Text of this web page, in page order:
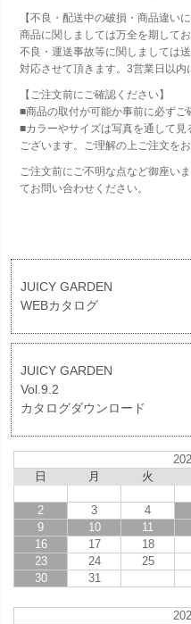
【不良・配送中の破損・商品違い
商品に関しましては万全を期して
不良・運送事故等に関しましては
対応させて頂きます。3営業日以内
【ご注文前にご確認ください】
■商品の取付が可能か事前に必ずご
■カラーやサイズは写真を通して
ございます。ご理解の上ご注文をお
ご注文前にご不明な点など御座い
てお問い合わせください。
JUICY GARDEN
WEBカタログ
JUICY GARDEN
Vol.9.2
カタログダウンロード
日
月 火
2
3 4
9
10 11
16
17 18
23
24 25
30
31